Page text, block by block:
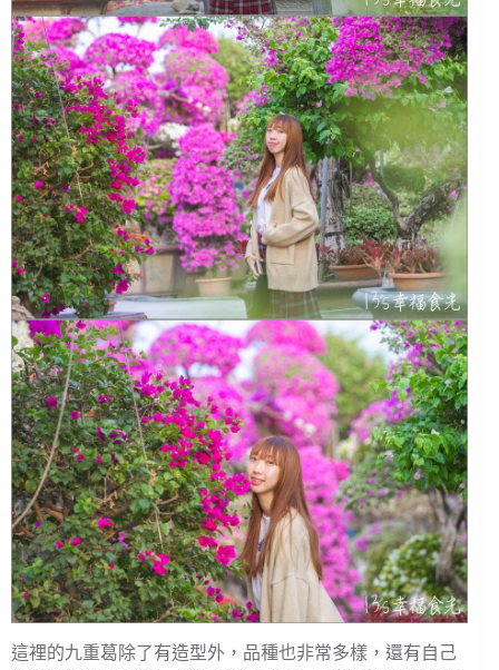
這裡的九重葛除了有造型外，品種也非常多樣，還有自己